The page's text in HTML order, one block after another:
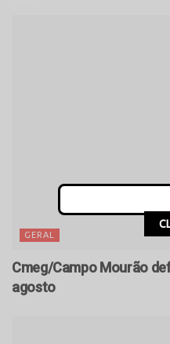
GERAL
Cmeg/Campo Mourão
agosto